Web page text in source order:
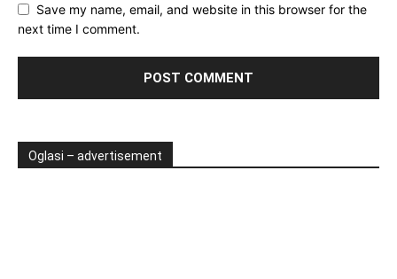
Save my name, email, and website in this browser for the
next time I comment.
Oglasi – advertisement